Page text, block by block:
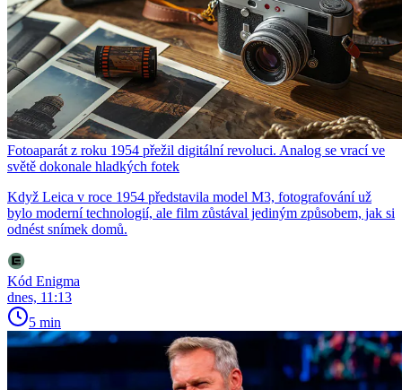
Fotoaparát z roku 1954 přežil digitální revoluci. Analog se vrací ve
světě dokonale hladkých fotek
Když Leica v roce 1954 představila model M3, fotografování už
bylo moderní technologií, ale film zůstával jediným způsobem, jak si
odnést snímek domů.
Kód Enigma
dnes, 11:13
5 min